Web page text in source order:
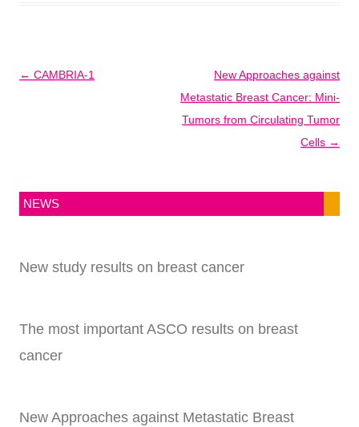
Post
← CAMBRIA-1
New Approaches against
Metastatic Breast Cancer: Mini-
Tumors from Circulating Tumor
Cells →
NEWS
New study results on breast cancer
The most important ASCO results on breast
cancer
New Approaches against Metastatic Breast